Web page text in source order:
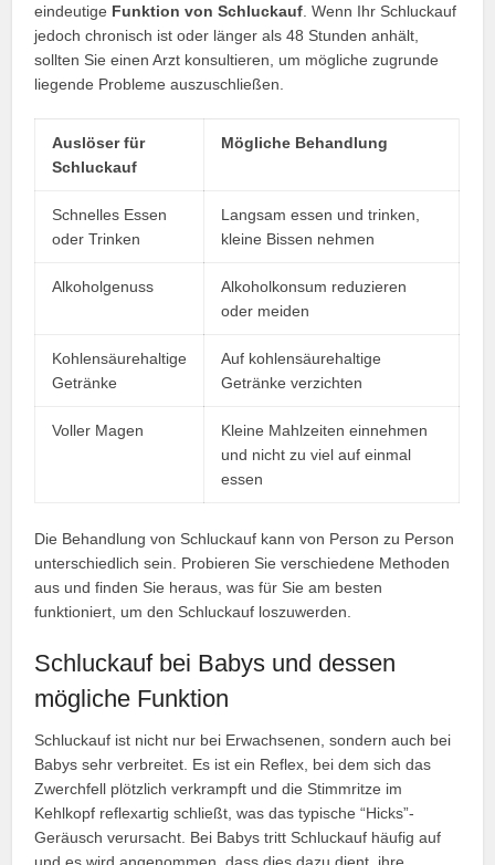
eindeutige Funktion von Schluckauf. Wenn Ihr Schluckauf
jedoch chronisch ist oder länger als 48 Stunden anhält,
sollten Sie einen Arzt konsultieren, um mögliche zugrunde
liegende Probleme auszuschließen.
Auslöser für
Schluckauf
Mögliche Behandlung
Schnelles Essen
oder Trinken
Langsam essen und trinken,
kleine Bissen nehmen
Alkoholgenuss
Alkoholkonsum reduzieren
oder meiden
Kohlensäurehaltige
Getränke
Auf kohlensäurehaltige
Getränke verzichten
Voller Magen
Kleine Mahlzeiten einnehmen
und nicht zu viel auf einmal
essen
Die Behandlung von Schluckauf kann von Person zu Person
unterschiedlich sein. Probieren Sie verschiedene Methoden
aus und finden Sie heraus, was für Sie am besten
funktioniert, um den Schluckauf loszuwerden.
Schluckauf bei Babys und dessen
mögliche Funktion
Schluckauf ist nicht nur bei Erwachsenen, sondern auch bei
Babys sehr verbreitet. Es ist ein Reflex, bei dem sich das
Zwerchfell plötzlich verkrampft und die Stimmritze im
Kehlkopf reflexartig schließt, was das typische “Hicks”-
Geräusch verursacht. Bei Babys tritt Schluckauf häufig auf